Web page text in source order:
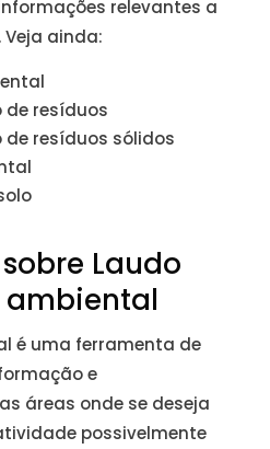
relevantes a
ainda:
resíduos
resíduos sólidos
Laudo
é uma ferramenta de
e
áreas onde se deseja
possivelmente